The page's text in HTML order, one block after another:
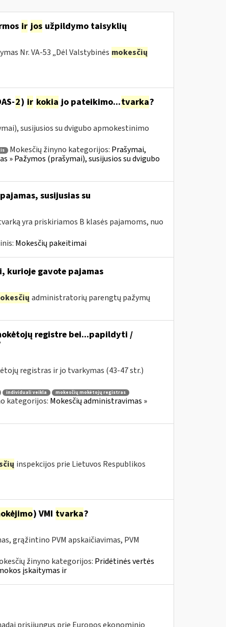
ir jos užpildymo taisyklių
Nr. VA-53 „Dėl Valstybinės mokesčių
2) ir kokia jo pateikimo...tvarka?
susijusios su dvigubo apmokestinimo
Mokesčių žinyno kategorijos: Prašymai,
» Pažymos (prašymai), susijusios su dvigubo
susijusias su
yra priskiriamos B klasės pajamoms, nuo
Mokesčių pakeitimai
gavote pajamas
administratorių parengtų pažymų
registre bei...papildyti /
registras ir jo tvarkymas (43-47 str.)
individuali veikla
mokesčių mokėtojų registras
kategorijos: Mokesčių administravimas »
inspekcijos prie Lietuvos Respublikos
) VMI tvarka?
grąžintino PVM apskaičiavimas, PVM
žinyno kategorijos: Pridėtinės vertės
įskaitymas ir